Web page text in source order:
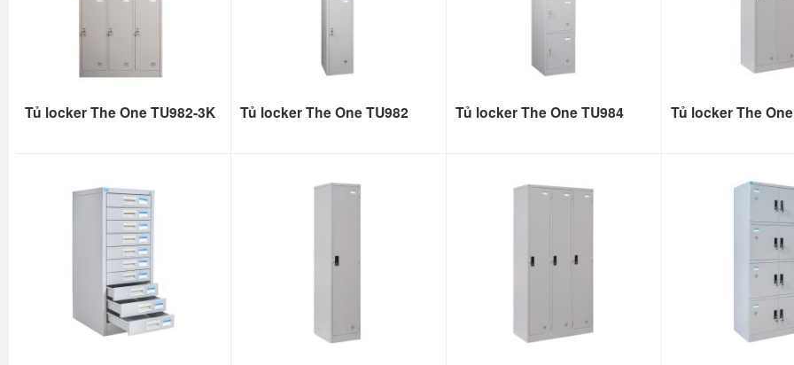
Tủ locker The One TU982-3K Tủ locker The One TU982 Tủ locker The One TU984 Tủ locker The